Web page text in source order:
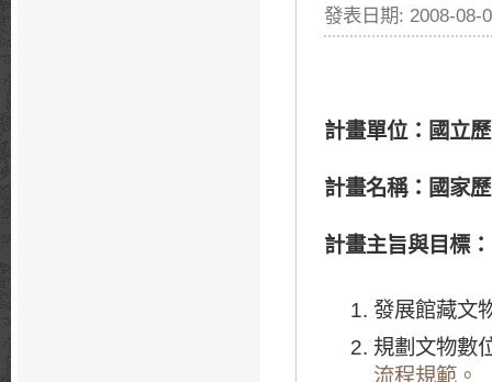
發表日期: 2008-08-
計畫單位：國立
計畫名稱：國家
計畫主旨與目標：
發展館藏文
規劃文物數
流程規範。